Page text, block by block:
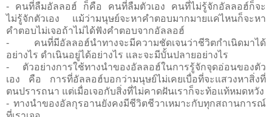
- คนที่ลืมอัลลอฮ์ ก็คือ คนที่ลืมตัวเอง คนที่ไม่รู้จักอัลลอฮ์ก็จะ
ไม่รู้จักตัวเอง แม้ว่ามนุษย์จะหาคำตอบมากมายแค่ไหนก็จะหา
คำตอบไม่เจอถ้าไม่ได้ฟังคำตอบจากอัลลอฮ์
- คนที่มีอัลลอฮ์นำทางจะมีความชัดเจนว่าชีวิตกำเนิดมาได้
อย่างไร ดำเนินอยู่ได้อย่างไร และจะมีบั้นปลายอย่างไร
- ตัวอย่างการใช้ทางนำของอัลลอฮ์ในการรู้จักจุดอ่อนของตัว
เอง คือ การที่อัลลอฮ์บอกว่ามนุษย์ไม่เคยเบื่อที่จะแสวงหาสิ่งที่
ตนปรารถนา แต่เมื่อเจอกับสิ่งที่ไม่คาดฝันเราก็จะท้อแท้หมดหวัง
- ทางนำของอัลกุรอานยังคงมีชีวิตชีวาเหมาะกับทุกสถานการณ์